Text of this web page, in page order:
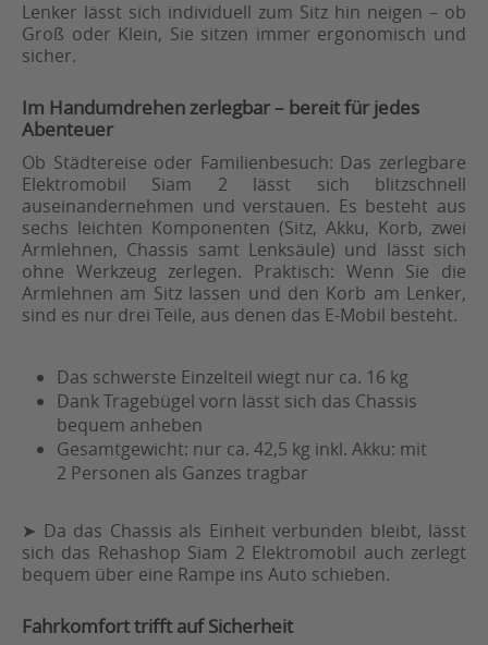
Lenker lässt sich individuell zum Sitz hin neigen – ob
Groß oder Klein, Sie sitzen immer ergonomisch und
sicher.
Im Handumdrehen zerlegbar – bereit für jedes
Abenteuer
Ob Städtereise oder Familienbesuch: Das zerlegbare
Elektromobil Siam 2 lässt sich blitzschnell
auseinandernehmen und verstauen. Es besteht aus
sechs leichten Komponenten (Sitz, Akku, Korb, zwei
Armlehnen, Chassis samt Lenksäule) und lässt sich
ohne Werkzeug zerlegen. Praktisch: Wenn Sie die
Armlehnen am Sitz lassen und den Korb am Lenker,
sind es nur drei Teile, aus denen das E-Mobil besteht.
Das schwerste Einzelteil wiegt nur ca. 16 kg
Dank Tragebügel vorn lässt sich das Chassis
bequem anheben
Gesamtgewicht: nur ca. 42,5 kg inkl. Akku: mit
2 Personen als Ganzes tragbar
➤ Da das Chassis als Einheit verbunden bleibt, lässt
sich das Rehashop Siam 2 Elektromobil auch zerlegt
bequem über eine Rampe ins Auto schieben.
Fahrkomfort trifft auf Sicherheit